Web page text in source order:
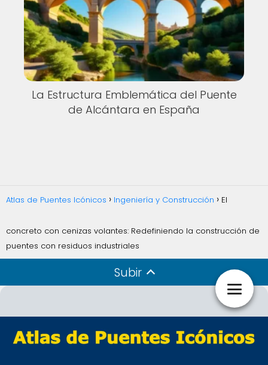
La Estructura Emblemática del Puente
de Alcántara en España
Atlas de Puentes Icónicos Ingeniería y Construcción El
concreto con cenizas volantes: Redefiniendo la construcción de
puentes con residuos industriales
Subir